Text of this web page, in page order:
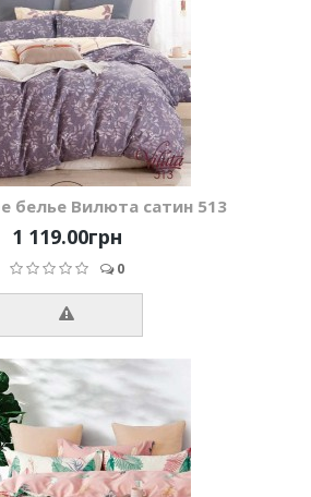
белье Вилюта сатин 513
1 119.00грн
0